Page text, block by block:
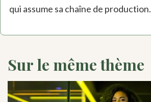
qui assume sa chaîne de production.
Sur le même thème